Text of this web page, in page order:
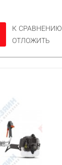
К СРАВНЕНИЮ
ОТЛОЖИТЬ